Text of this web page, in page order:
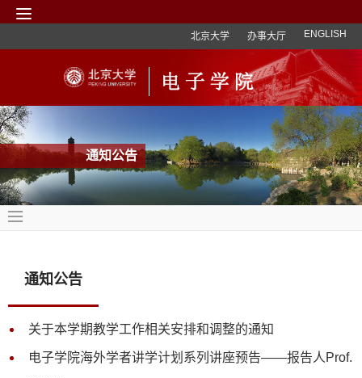
北京大学 办事大厅 ENGLISH
通知公告
通知公告
关于本学期教学工作相关安排和调整的通知
电子学院海外学者讲学计划系列讲座预告——报告人Prof.